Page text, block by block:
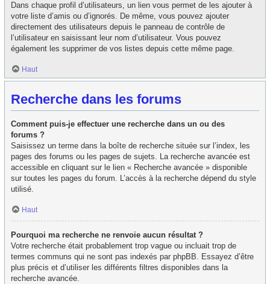
Dans chaque profil d’utilisateurs, un lien vous permet de les ajouter à
votre liste d’amis ou d’ignorés. De même, vous pouvez ajouter
directement des utilisateurs depuis le panneau de contrôle de
l’utilisateur en saisissant leur nom d’utilisateur. Vous pouvez
également les supprimer de vos listes depuis cette même page.
Haut
Recherche dans les forums
Comment puis-je effectuer une recherche dans un ou des
forums ?
Saisissez un terme dans la boîte de recherche située sur l’index, les
pages des forums ou les pages de sujets. La recherche avancée est
accessible en cliquant sur le lien « Recherche avancée » disponible
sur toutes les pages du forum. L’accès à la recherche dépend du style
utilisé.
Haut
Pourquoi ma recherche ne renvoie aucun résultat ?
Votre recherche était probablement trop vague ou incluait trop de
termes communs qui ne sont pas indexés par phpBB. Essayez d’être
plus précis et d’utiliser les différents filtres disponibles dans la
recherche avancée.